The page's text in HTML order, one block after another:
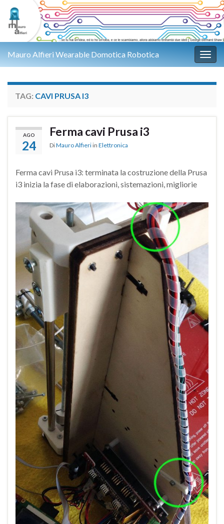
Mauro Alfieri Wearable Domotica Robotica
TAG: CAVI PRUSA I3
AGO
24
Ferma cavi Prusa i3
DiMauro Alfieri in Elettronica
Ferma cavi Prusa i3: terminata la costruzione della Prusa
i3 inizia la fase di elaborazioni, sistemazioni, migliorie